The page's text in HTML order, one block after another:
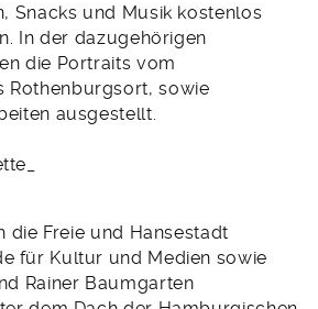
Snacks und Musik kostenlos
In der dazugehörigen
die Portraits vom
Rothenburgsort, sowie
ausgestellt.
Freie und Hansestadt
für Kultur und Medien sowie
Rainer Baumgarten